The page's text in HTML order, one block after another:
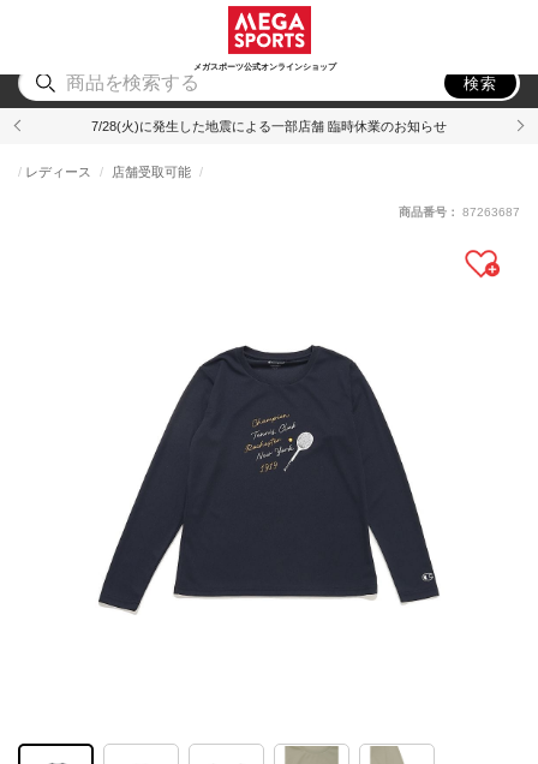
メガスポーツ公式オンラインショップ
アウトドア
検索
7/28(火)に発生した地震による一部店舗 臨時休業のお知らせ
レディース 店舗受取可能
商品番号： 87263687